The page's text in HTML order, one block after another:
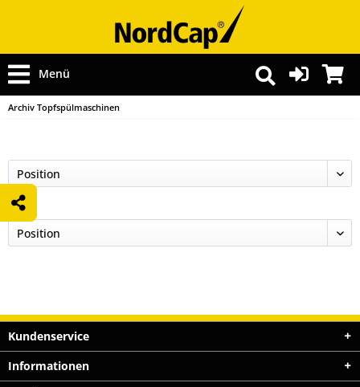
Menü
Archiv Topfspülmaschinen
Kundenservice
Informationen